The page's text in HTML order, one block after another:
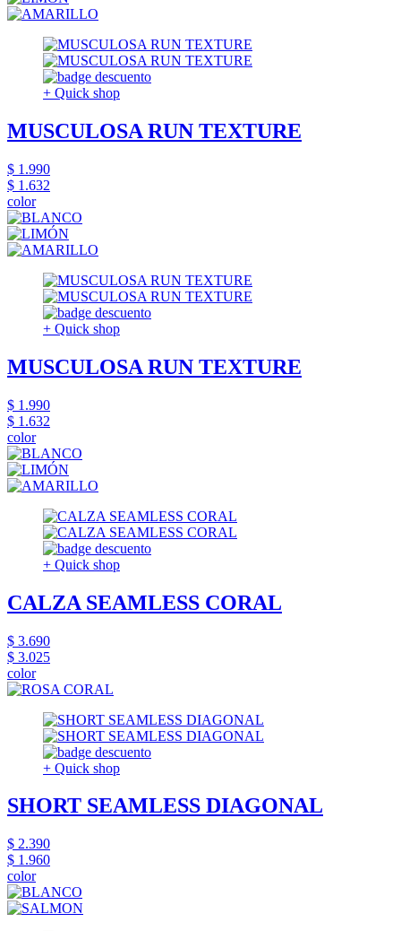
+ Quick shop
MUSCULOSA RUN TEXTURE
$ 1.990
$ 1.632
color
+ Quick shop
MUSCULOSA RUN TEXTURE
$ 1.990
$ 1.632
color
+ Quick shop
CALZA SEAMLESS CORAL
$ 3.690
$ 3.025
color
+ Quick shop
SHORT SEAMLESS DIAGONAL
$ 2.390
$ 1.960
color